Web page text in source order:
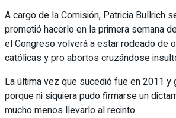
A cargo de la Comisión, Patricia Bullrich
prometió hacerlo en la primera semana
el Congreso volverá a estar rodeado de
católicas y pro abortos cruzándose
La última vez que sucedió fue en 2011 y
porque ni siquiera pudo firmarse un
mucho menos llevarlo al recinto.